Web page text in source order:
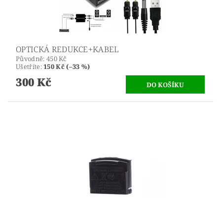
OPTICKÁ REDUKCE+KABEL
Původně: 450 Kč
Ušetříte:150 Kč (–33 %)
300 Kč